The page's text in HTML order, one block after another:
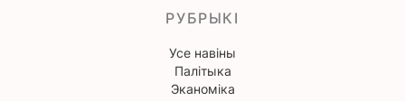
РУБРЫКІ
Усе навіны
Палітыка
Эканоміка